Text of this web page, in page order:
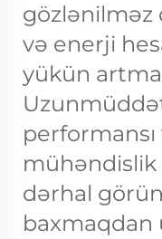
gözlənilməz
və enerji
yükün
mühəndislik
dərhal
baxmaqdan